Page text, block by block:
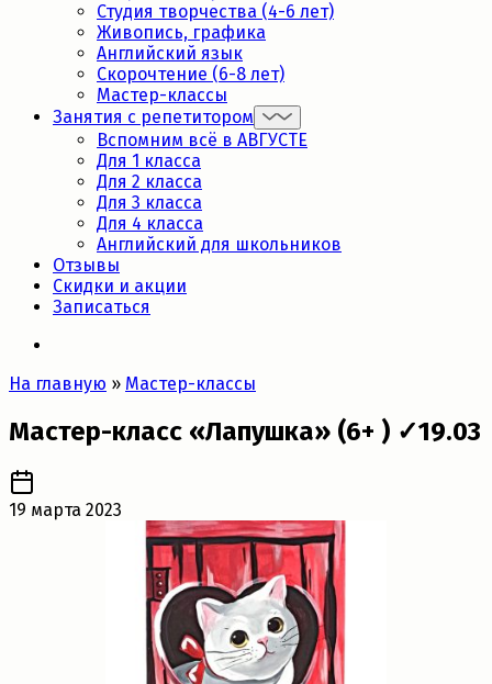
Студия творчества (4-6 лет)
Живопись, графика
Английский язык
Скорочтение (6-8 лет)
Мастер-классы
Занятия с репетитором
Вспомним всё в АВГУСТЕ
Для 1 класса
Для 2 класса
Для 3 класса
Для 4 класса
Английский для школьников
Отзывы
Скидки и акции
Записаться
На главную » Мастер-классы
Мастер-класс «Лапушка» (6+ ) ✓19.03
19 марта 2023